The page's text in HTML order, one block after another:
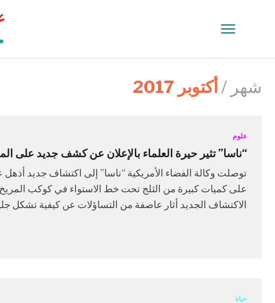
Toggle
navigation شهر / أكتوبر 2017
علوم
“ناسا” تثير حيرة العلماء بالإعلان عن كشف جديد على
توصلت وكالة الفضاء الأمريكية “ناسا” إلى اكتشاف جديد أذهل
على كميات كبيرة من الثلج تحت خط الاستواء في كوكب
الاكتشاف الجديد أثار عاصفة من التساؤلات عن كيفية تشكل
حياة